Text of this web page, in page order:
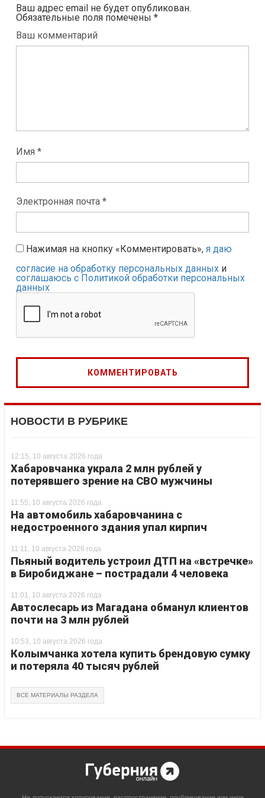
Ваш адрес email не будет опубликован.
Обязательные поля помечены *
Ваш комментарий
Имя *
Электронная почта *
Нажимая на кнопку «Комментировать», я даю
согласие на обработку персональных данных и
соглашаюсь с Политикой обработки персональных
данных
НОВОСТИ В РУБРИКЕ
12:15, 10 августа 2026 года
Хабаровчанка украла 2 млн рублей у
потерявшего зрение на СВО мужчины
11:55, 10 августа 2026 года
На автомобиль хабаровчанина с
недостроенного здания упал кирпич
11:11, 10 августа 2026 года
Пьяный водитель устроил ДТП на «встречке»
в Биробиджане – пострадали 4 человека
11:01, 10 августа 2026 года
Автослесарь из Магадана обманул клиентов
почти на 3 млн рублей
10:53, 10 августа 2026 года
Колымчанка хотела купить брендовую сумку
и потеряла 40 тысяч рублей
ВСЕ МАТЕРИАЛЫ РАЗДЕЛА